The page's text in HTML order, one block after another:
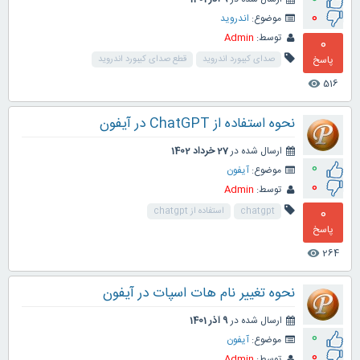
0
0
پاسخ
516
visibility
موضوع: اندروید
توسط: Admin
صدای کیبورد اندروید قطع صدای کیبورد اندروید
0
0
0
پاسخ
264
visibility
نحوه استفاده از ChatGPT در آیفون
ارسال شده در27 خرداد 1402
موضوع: آیفون
توسط: Admin
chatgpt استفاده از chatgpt
0
نحوه تغییر نام هات اسپات در آیفون
ارسال شده در9 آذر 1401
موضوع: آیفون